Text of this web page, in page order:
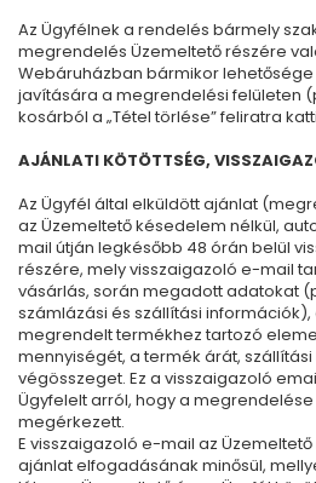
Az Ügyfélnek a rendelés bármely
megrendelés Üzemeltető részére
Webáruházban bármikor
javítására a megrendelési felületen
kosárból a „Tétel törlése” feliratra
AJÁNLATI KÖTÖTTSÉG,
Az Ügyfél által elküldött ajánlat
az Üzemeltető késedelem nélkül,
mail útján legkésőbb 48 órán belül
részére, mely visszaigazoló e-mail
vásárlás, során megadott adatokat
számlázási és szállítási
megrendelt termékhez tartozó
mennyiségét, a termék árát,
végösszeget. Ez a visszaigazoló
Ügyfelelt arról, hogy a
megérkezett.
E visszaigazoló e-mail az
ajánlat elfogadásának minősül,